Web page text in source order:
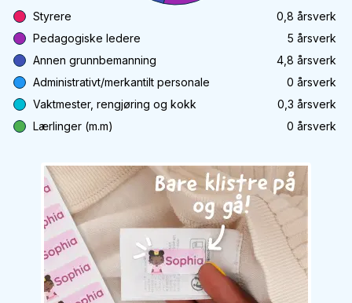
Styrere 0,8 årsverk
Pedagogiske ledere
5 årsverk
Annen grunnbemanning
4,8 årsverk
Administrativt/merkantilt personale
0 årsverk
Vaktmester, rengjøring og kokk
0,3 årsverk
Lærlinger (m.m)
0 årsverk